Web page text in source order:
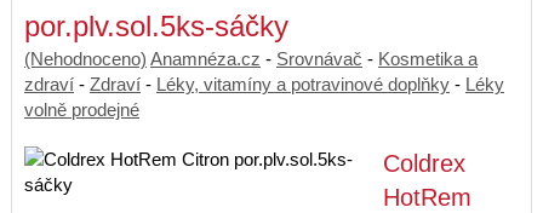
por.plv.sol.5ks-sáčky
(Nehodnoceno) Anamnéza.cz - Srovnávač - Kosmetika a
zdraví - Zdraví - Léky, vitamíny a potravinové doplňky - Léky
volně prodejné
Coldrex
HotRem